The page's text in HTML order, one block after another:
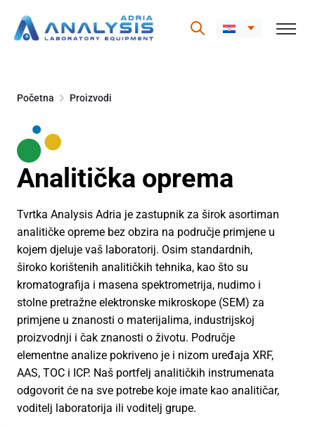
content
Početna Proizvodi
Analitička oprema
Tvrtka Analysis Adria je zastupnik za širok asortiman
analitičke opreme bez obzira na područje primjene u
kojem djeluje vaš laboratorij. Osim standardnih,
široko korištenih analitičkih tehnika, kao što su
kromatografija i masena spektrometrija, nudimo i
stolne pretražne elektronske mikroskope (SEM) za
primjene u znanosti o materijalima, industrijskoj
proizvodnji i čak znanosti o životu. Područje
elementne analize pokriveno je i nizom uređaja XRF,
AAS, TOC i ICP. Naš portfelj analitičkih instrumenata
odgovorit će na sve potrebe koje imate kao analitičar,
voditelj laboratorija ili voditelj grupe.